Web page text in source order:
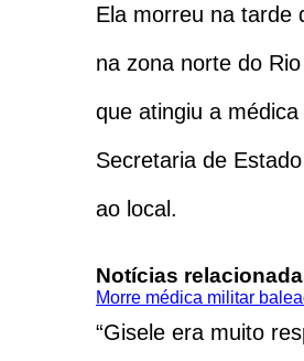
Ela morreu na tarde
na zona norte do
que atingiu a
Secretaria de
ao local.
Notícias
Morre médica militar
“Gisele era muito